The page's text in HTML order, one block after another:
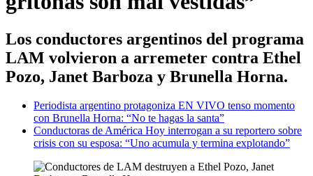
Los conductores argentinos del programa
LAM volvieron a arremeter contra Ethel
Pozo, Janet Barboza y Brunella Horna.
Periodista argentino protagoniza EN VIVO tenso momento
con Brunella Horna: “No te hagas la santa”
Conductoras de América Hoy interrogan a su reportero sobre
crisis con su esposa: “Uno acumula y termina explotando”